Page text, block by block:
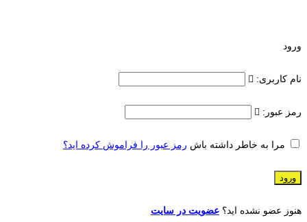
ورود
نام کاربری:
رمز عبور:
مرا به خاطر داشته باش رمز عبور را فراموش کرده اید؟
هنوز عضو نشده اید؟ عضویت در سایت